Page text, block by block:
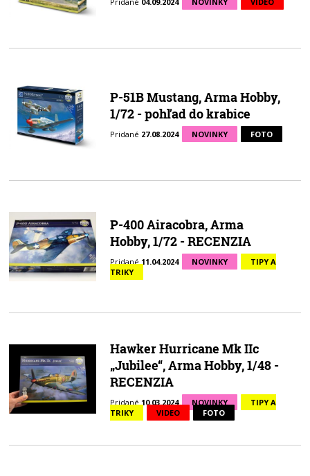
P-51B Mustang, Arma Hobby,
1/72 - pohľad do krabice
Pridané 27.08.2024 NOVINKY FOTO
P-400 Airacobra, Arma
Hobby, 1/72 - RECENZIA
Pridané 11.04.2024 NOVINKY
TIPY A
TRIKY
Hawker Hurricane Mk IIc
„Jubilee“, Arma Hobby, 1/48 -
RECENZIA
Pridané 10.03.2024 NOVINKY
TIPY A
TRIKY
VIDEO FOTO